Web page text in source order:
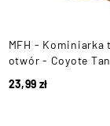
MFH - Kominiarka
otwór - Coyote
23,99 zł